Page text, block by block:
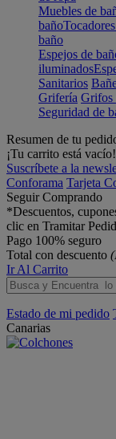
Muebles de
baño
baño
Espejos de
iluminados
Sanitarios
Grifería Grifos
Seguridad de
Resumen de tu
¡Tu carrito está vacío!
Suscríbete a la
Conforama Tarjeta
Seguir Comprando
*Descuentos,
clic en Tramitar
Pago 100% seguro
Total con descuento
Ir Al Carrito
Estado de mi pedido
Canarias